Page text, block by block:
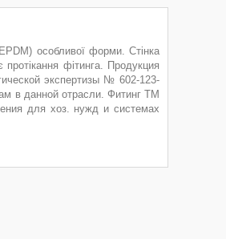
особливої форми. Стінка
фітинга. Продукция
экспертизы № 602-123-
в данной отрасли. Фитинг ТМ
для хоз. нужд и системах